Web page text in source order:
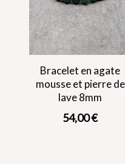
Bracelet en agate
mousse et pierre de
lave 8mm
54,00€